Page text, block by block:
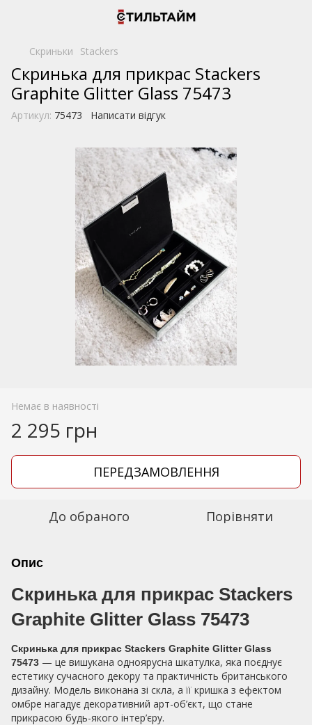
Скриньки Stackers
Скринька для прикрас Stackers
Graphite Glitter Glass 75473
Артикул: 75473 Написати відгук
Немає в наявності
2 295 грн
ПЕРЕДЗАМОВЛЕННЯ
До обраного Порівняти
Опис
Скринька для прикрас Stackers
Graphite Glitter Glass 75473
Скринька для прикрас Stackers Graphite Glitter Glass
75473 — це вишукана одноярусна шкатулка, яка поєднує
естетику сучасного декору та практичність британського
дизайну. Модель виконана зі скла, а її кришка з ефектом
омбре нагадує декоративний арт-об’єкт, що стане
прикрасою будь-якого інтер’єру.